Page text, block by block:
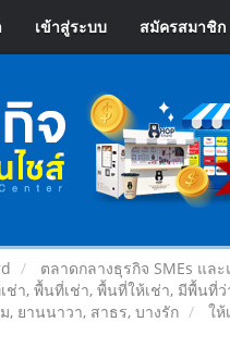
เข้าสู่ระบบ สมัครสมาชิก
ตลาดกลางธุรกิจ SMEs แ
า, พื้นที่เช่า, พื้นที่ให้เช่า, มีพื้นที่
, ยานนาวา, สาธร, บางรัก
ให้